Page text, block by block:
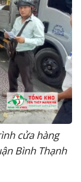
cửa hàng
Bình Thạnh